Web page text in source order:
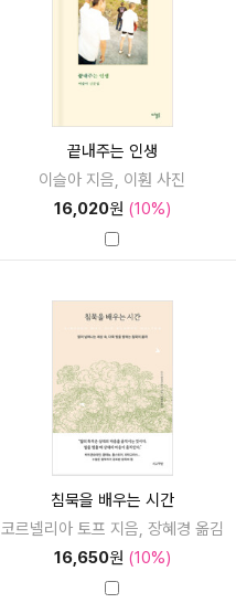
끝내주는 인생
이슬아 지음, 이훤 사진
16,020원 (10%)
침묵을 배우는 시간
코르넬리아 토프 지음, 장혜경 옮김
16,650원 (10%)